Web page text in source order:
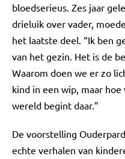
bloedserieus. Zes jaar
drieluik over vader,
het laatste deel. “Ik ben
van het gezin. Het is de
Waarom doen we er zo
kind in een wip, maar
wereld begint daar.”
De voorstelling
echte verhalen van